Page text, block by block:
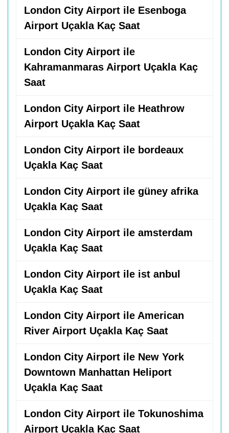
London City Airport ile Esenboga
Airport Uçakla Kaç Saat
London City Airport ile
Kahramanmaras Airport Uçakla Kaç
Saat
London City Airport ile Heathrow
Airport Uçakla Kaç Saat
London City Airport ile bordeaux
Uçakla Kaç Saat
London City Airport ile güney afrika
Uçakla Kaç Saat
London City Airport ile amsterdam
Uçakla Kaç Saat
London City Airport ile ist anbul
Uçakla Kaç Saat
London City Airport ile American
River Airport Uçakla Kaç Saat
London City Airport ile New York
Downtown Manhattan Heliport
Uçakla Kaç Saat
London City Airport ile Tokunoshima
Airport Uçakla Kaç Saat